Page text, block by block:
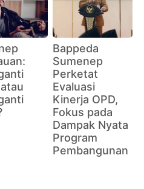
Bappeda
Sumenep
Perketat
Evaluasi
Kinerja OPD,
Fokus pada
Dampak Nyata
Program
Pembangunan